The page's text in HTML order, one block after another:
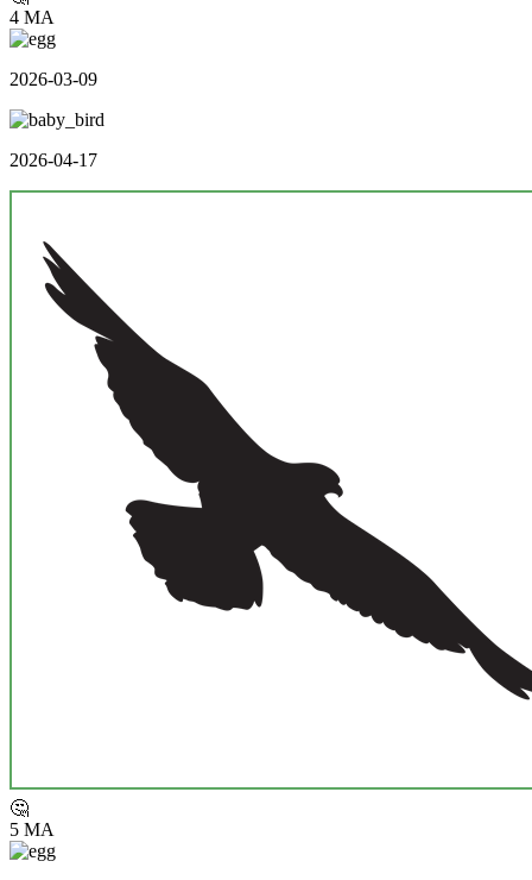
4 MA
2026-03-09
2026-04-17
🤔
5 MA